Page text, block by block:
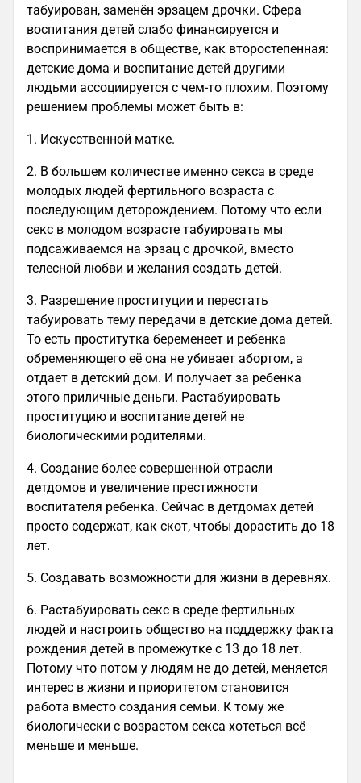
табуирован, заменён эрзацем дрочки. Сфера
воспитания детей слабо финансируется и
воспринимается в обществе, как второстепенная:
детские дома и воспитание детей другими
людьми ассоциируется с чем-то плохим. Поэтому
решением проблемы может быть в:
1. Искусственной матке.
2. В большем количестве именно секса в среде
молодых людей фертильного возраста с
последующим деторождением. Потому что если
секс в молодом возрасте табуировать мы
подсаживаемся на эрзац с дрочкой, вместо
телесной любви и желания создать детей.
3. Разрешение проституции и перестать
табуировать тему передачи в детские дома детей.
То есть проститутка беременеет и ребенка
обременяющего её она не убивает абортом, а
отдает в детский дом. И получает за ребенка
этого приличные деньги. Растабуировать
проституцию и воспитание детей не
биологическими родителями.
4. Создание более совершенной отрасли
детдомов и увеличение престижности
воспитателя ребенка. Сейчас в детдомах детей
просто содержат, как скот, чтобы дорастить до 18
лет.
5. Создавать возможности для жизни в деревнях.
6. Растабуировать секс в среде фертильных
людей и настроить общество на поддержку факта
рождения детей в промежутке с 13 до 18 лет.
Потому что потом у людям не до детей, меняется
интерес в жизни и приоритетом становится
работа вместо создания семьи. К тому же
биологически с возрастом секса хотеться всё
меньше и меньше.